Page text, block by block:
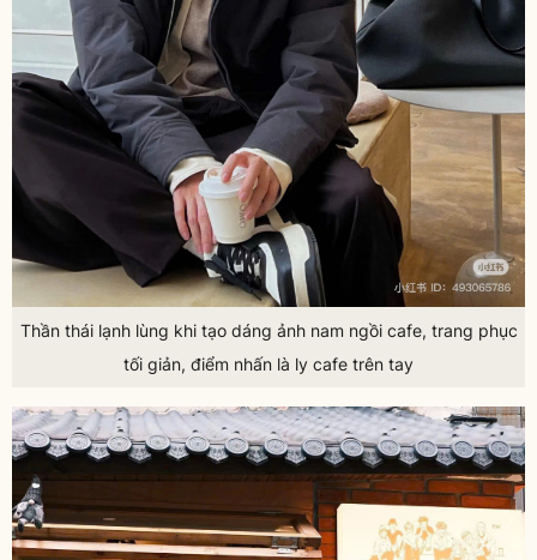
Thần thái lạnh lùng khi tạo dáng ảnh nam ngồi cafe, trang phục
tối giản, điểm nhấn là ly cafe trên tay